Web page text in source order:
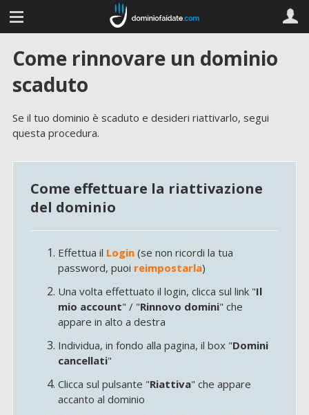
Come rinnovare un dominio
scaduto
Se il tuo dominio è scaduto e desideri riattivarlo, segui
questa procedura.
Come effettuare la riattivazione
del dominio
Effettua il Login(se non ricordi la tua
password, puoi reimpostarla)
Una volta effettuato il login, clicca sul link "Il
mio account" / "Rinnovo domini" che
appare in alto a destra
Individua, in fondo alla pagina, il box "Domini
cancellati"
Clicca sul pulsante "Riattiva" che appare
accanto al dominio